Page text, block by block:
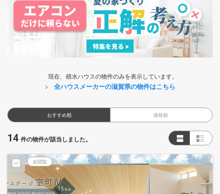
現在、積水ハウスの物件のみを表示しています。
全ハウスメーカーの滋賀県の物件はこちら
おすすめ順 価格順
14 件の物件が該当しました。
未閲覧